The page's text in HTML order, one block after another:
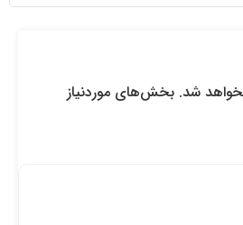
شد. بخش‌های موردنیاز